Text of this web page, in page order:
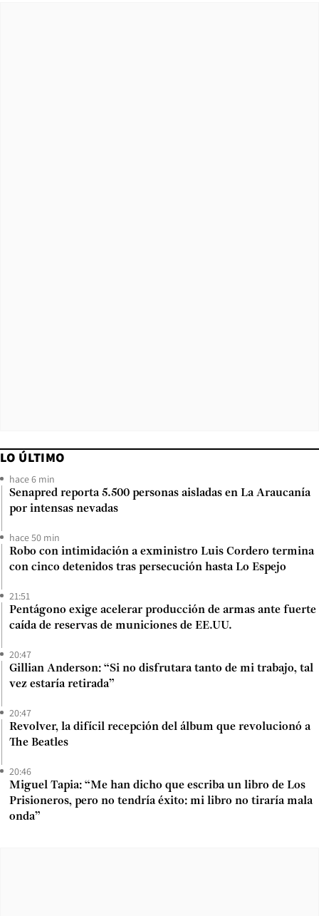
LO ÚLTIMO
hace 6 min
Senapred reporta 5.500 personas aisladas en La Araucanía
por intensas nevadas
hace 50 min
Robo con intimidación a exministro Luis Cordero termina
con cinco detenidos tras persecución hasta Lo Espejo
21:51
Pentágono exige acelerar producción de armas ante fuerte
caída de reservas de municiones de EE.UU.
20:47
Gillian Anderson: “Si no disfrutara tanto de mi trabajo, tal
vez estaría retirada”
20:47
Revolver, la difícil recepción del álbum que revolucionó a
The Beatles
20:46
Miguel Tapia: “Me han dicho que escriba un libro de Los
Prisioneros, pero no tendría éxito: mi libro no tiraría mala
onda”